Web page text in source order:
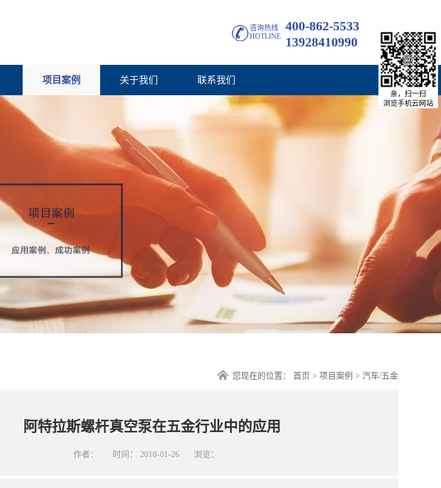
咨询热线
HOTLINE
400-862-5533
13928410990
项目案例 关于我们 联系我们
您现在的位置： 首页 > 项目案例 > 汽车/五金
阿特拉斯螺杆真空泵在五金行业中的应用
作者： 时间： 2018-01-26 浏览：
亲，扫一扫
浏览手机云网站